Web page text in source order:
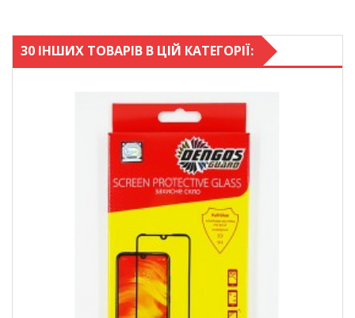
30 ІНШИХ ТОВАРІВ В ЦІЙ КАТЕГОРІЇ: